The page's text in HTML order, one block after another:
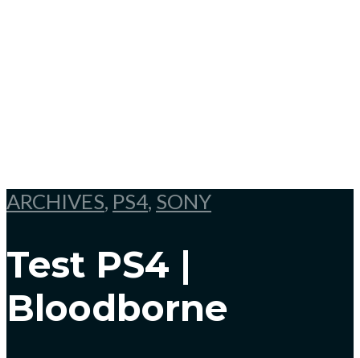
ARCHIVES, PS4, SONY
Test PS4 |
Bloodborne